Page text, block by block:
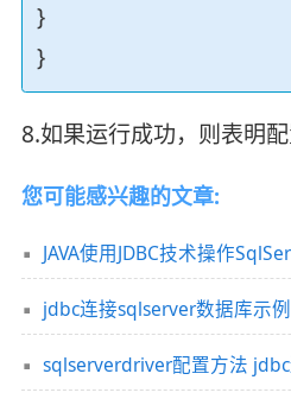
}
}
8.如果运行成功，则表明配
您可能感兴趣的文章:
JAVA使用JDBC技术操作
jdbc连接sqlserver数据库示例
sqlserverdriver配置方法